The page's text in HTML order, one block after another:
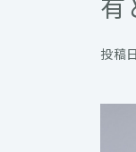
投稿